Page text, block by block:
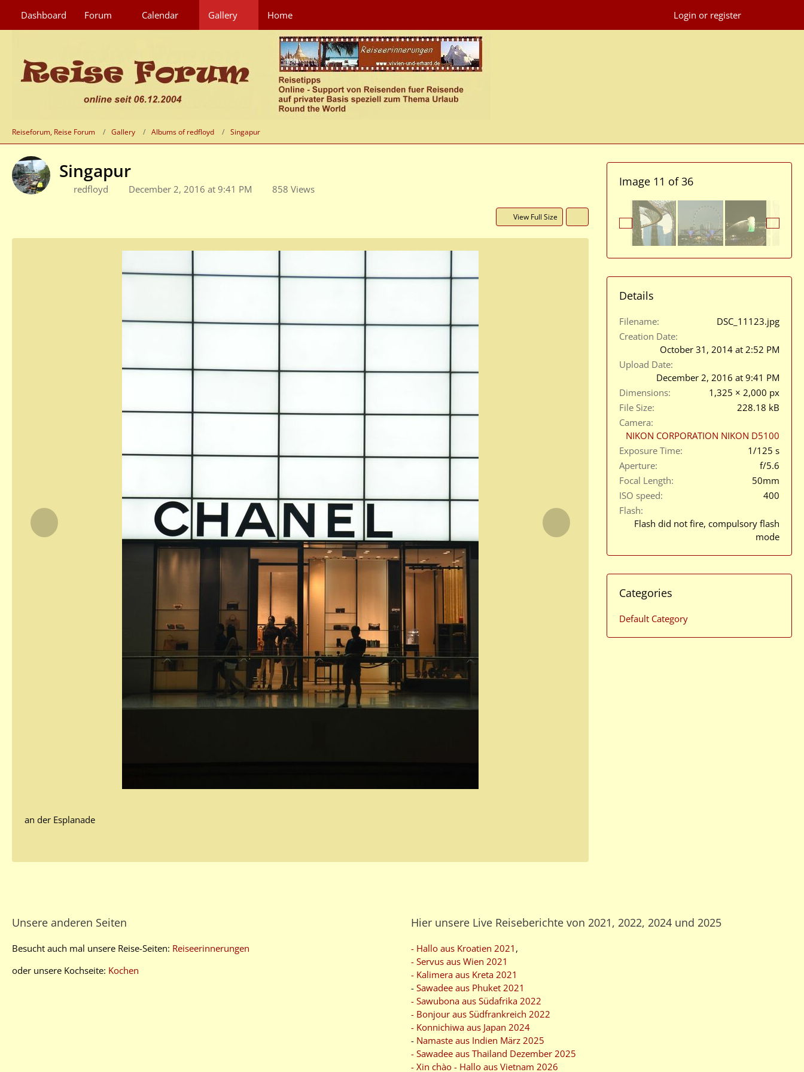
Dashboard Forum Calendar Gallery Home Login or register
Reiseforum, Reise Forum Gallery Albums of redfloyd Singapur
Singapur
redfloyd December 2, 2016 at 9:41 PM 858 Views
View Full Size
an der Esplanade
Image 11 of 36
Details
Filename
DSC_11123.jpg
Creation Date
October 31, 2014 at 2:52 PM
Upload Date
December 2, 2016 at 9:41 PM
Dimensions
1,325 × 2,000 px
File Size
228.18 kB
Camera
NIKON CORPORATION NIKON D5100
Exposure Time
1/125 s
Aperture
f/5.6
Focal Length
50mm
ISO speed
400
Flash
Flash did not fire, compulsory flash
mode
Categories
Default Category
Unsere anderen Seiten
Besucht auch mal unsere Reise-Seiten: Reiseerinnerungen
oder unsere Kochseite: Kochen
Hier unsere Live Reiseberichte von 2021, 2022, 2024 und 2025
- Hallo aus Kroatien 2021 ,
- Servus aus Wien 2021
- Kalimera aus Kreta 2021
- Sawadee aus Phuket 2021
- Sawubona aus Südafrika 2022
- Bonjour aus Südfrankreich 2022
- Konnichiwa aus Japan 2024
- Namaste aus Indien März 2025
- Sawadee aus Thailand Dezember 2025
- Xin chào - Hallo aus Vietnam 2026